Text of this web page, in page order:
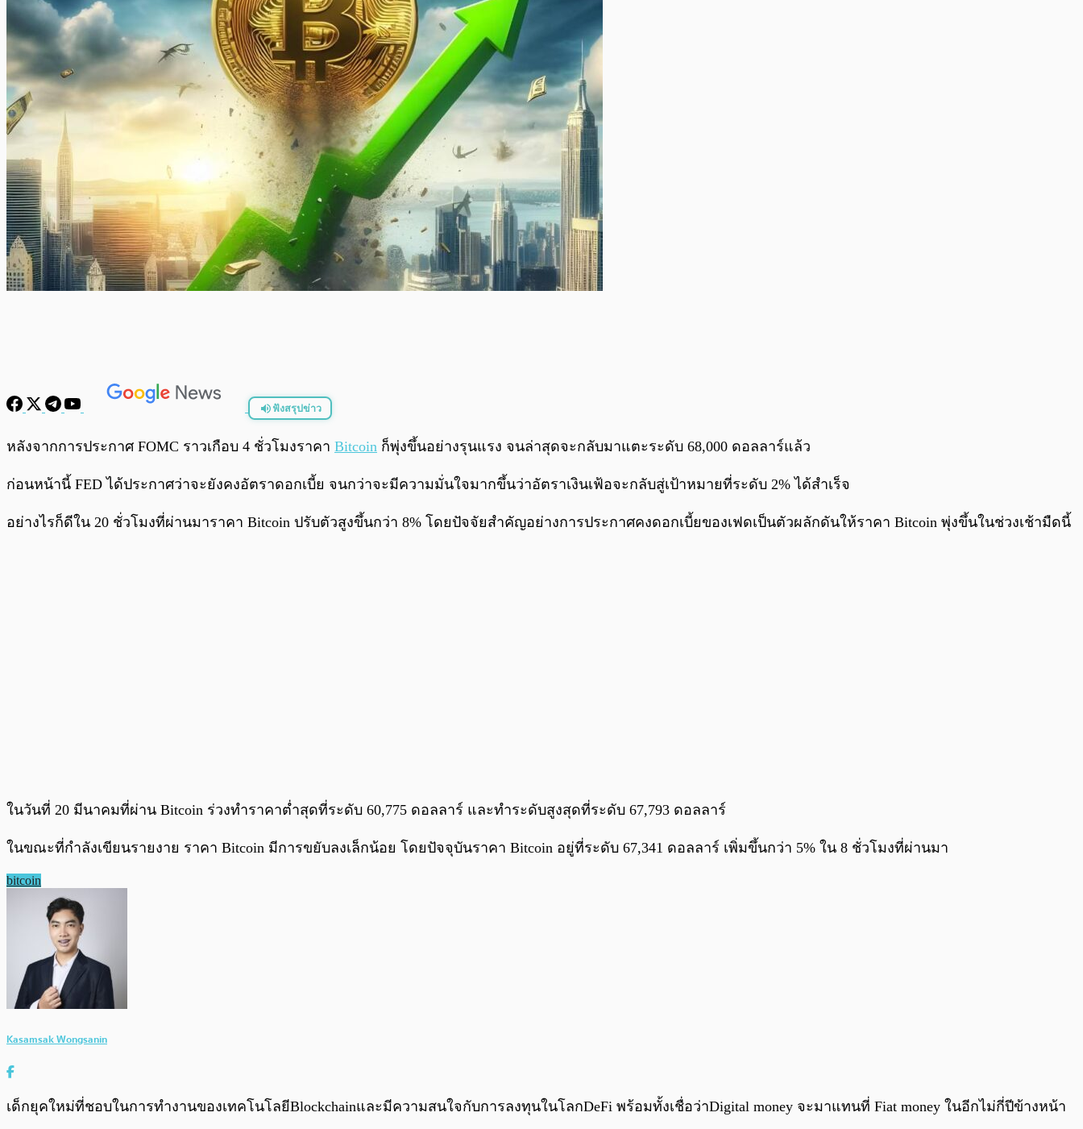
ฟังสรุปข่าว
หลังจากการประกาศ​ FOMC ราวเกือบ 4 ชั่วโมงราคา Bitcoin ก็พุ่งขึ้นอย่างรุนแรง จนล่าสุดจะกลับมาแตะระดับ 68,000 ดอลลาร์แล้ว
ก่อนหน้านี้ FED ได้ประกาศว่าจะยังคงอัตราดอกเบี้ย จนกว่าจะมีความมั่นใจมากขึ้นว่าอัตราเงินเฟ้อจะกลับสู่เป้าหมายที่ระดับ 2% ได้สำเร็จ
อย่างไรก็ดีใน 20 ชั่วโมงที่ผ่านมาราคา Bitcoin ปรับตัวสูงขึ้นกว่า 8% โดยปัจจัยสำคัญอย่างการประกาศคงดอกเบี้ยของเฟดเป็นตัวผลักดันให้ราคา Bitcoin พุ่งขึ้นในช่วงเช้ามืดนี้
ในวันที่ 20 มีนาคมที่ผ่าน Bitcoin ร่วงทำราคาต่ำสุดที่ระดับ 60,775 ดอลลาร์ และทำระดับสูงสุดที่ระดับ 67,793 ดอลลาร์
ในขณะที่กำลังเขียนรายงาย ราคา Bitcoin มีการขยับลงเล็กน้อย โดยปัจจุบันราคา Bitcoin อยู่ที่ระดับ 67,341 ดอลลาร์ เพิ่มขึ้นกว่า 5% ใน 8 ชั่วโมงที่ผ่านมา
bitcoin
Kasamsak Wongsanin
เด็กยุคใหม่ที่ชอบในการทำงานของเทคโนโลยีBlockchainและมีความสนใจกับการลงทุนในโลกDeFi พร้อมทั้งเชื่อว่าDigital money จะมาแทนที่ Fiat money ในอีกไม่กี่ปีข้างหน้า